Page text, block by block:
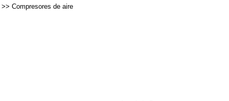
>> Compresores de aire